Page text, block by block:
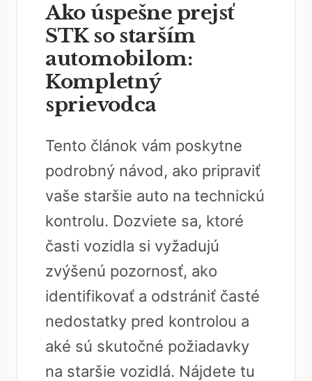
Ako úspešne prejsť
STK so starším
automobilom:
Kompletný
sprievodca
Tento článok vám poskytne
podrobný návod, ako pripraviť
vaše staršie auto na technickú
kontrolu. Dozviete sa, ktoré
časti vozidla si vyžadujú
zvýšenú pozornosť, ako
identifikovať a odstrániť časté
nedostatky pred kontrolou a
aké sú skutočné požiadavky
na staršie vozidlá. Nájdete tu